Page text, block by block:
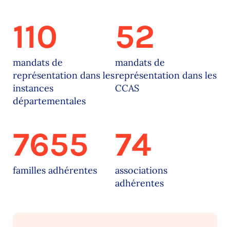
110
mandats de
représentation dans les
instances
départementales
52
mandats de
représentation dans les
CCAS
7655
familles adhérentes
74
associations
adhérentes